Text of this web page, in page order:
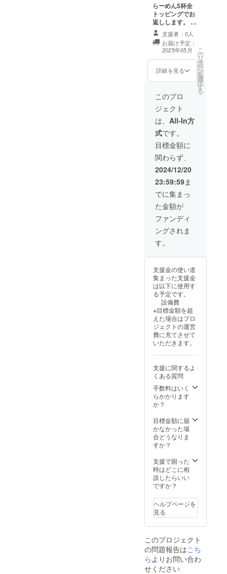
らーめん5杯全
トッピングでお
返しします。 提
供期間2025年5
月から10月ま
で。
支援者：0人
お届け予定：
2025年05月
詳細を見る
こ
の
リ
タ
ー
ン
を
選
択
す
る
このプロ
ジェクト
は、 All-In方
式です。
目標金額に
関わらず、
2024/12/20
23:59:59ま
でに集まっ
た金額が
ファンディ
ングされま
す。
支援金の使い道
集まった支援金
は以下に使用す
る予定です。
設備費
※目標金額を超
えた場合はプロ
ジェクトの運営
費に充てさせて
いただきます。
支援に関するよ
くある質問
手数料はいく
らかかります
か？
目標金額に届
かなかった場
合どうなりま
すか？
支援で困った
時はどこに相
談したらいい
ですか？
ヘルプページを
見る
このプロジェクト
の問題報告はこち
ら よりお問い合わ
せください